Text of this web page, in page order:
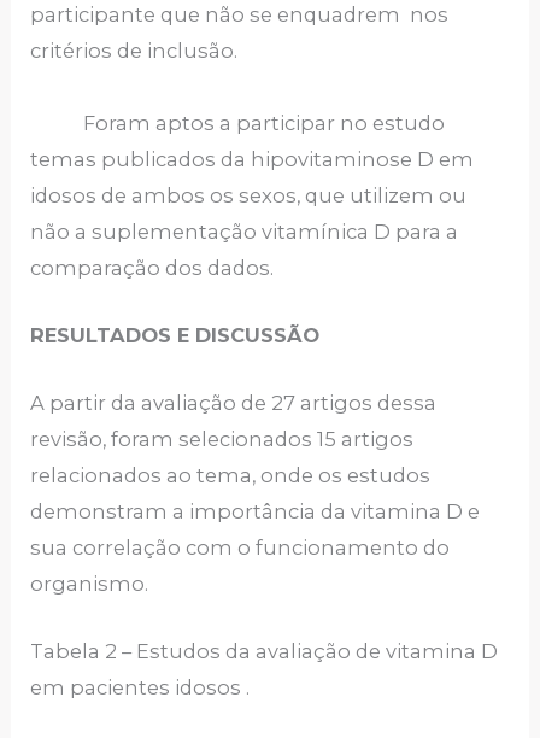
participante que não se enquadrem nos
critérios de inclusão.
Foram aptos a participar no estudo
temas publicados da hipovitaminose D em
idosos de ambos os sexos, que utilizem ou
não a suplementação vitamínica D para a
comparação dos dados.
RESULTADOS E DISCUSSÃO
A partir da avaliação de 27 artigos dessa
revisão, foram selecionados 15 artigos
relacionados ao tema, onde os estudos
demonstram a importância da vitamina D e
sua correlação com o funcionamento do
organismo.
Tabela 2 – Estudos da avaliação de vitamina D
em pacientes idosos .